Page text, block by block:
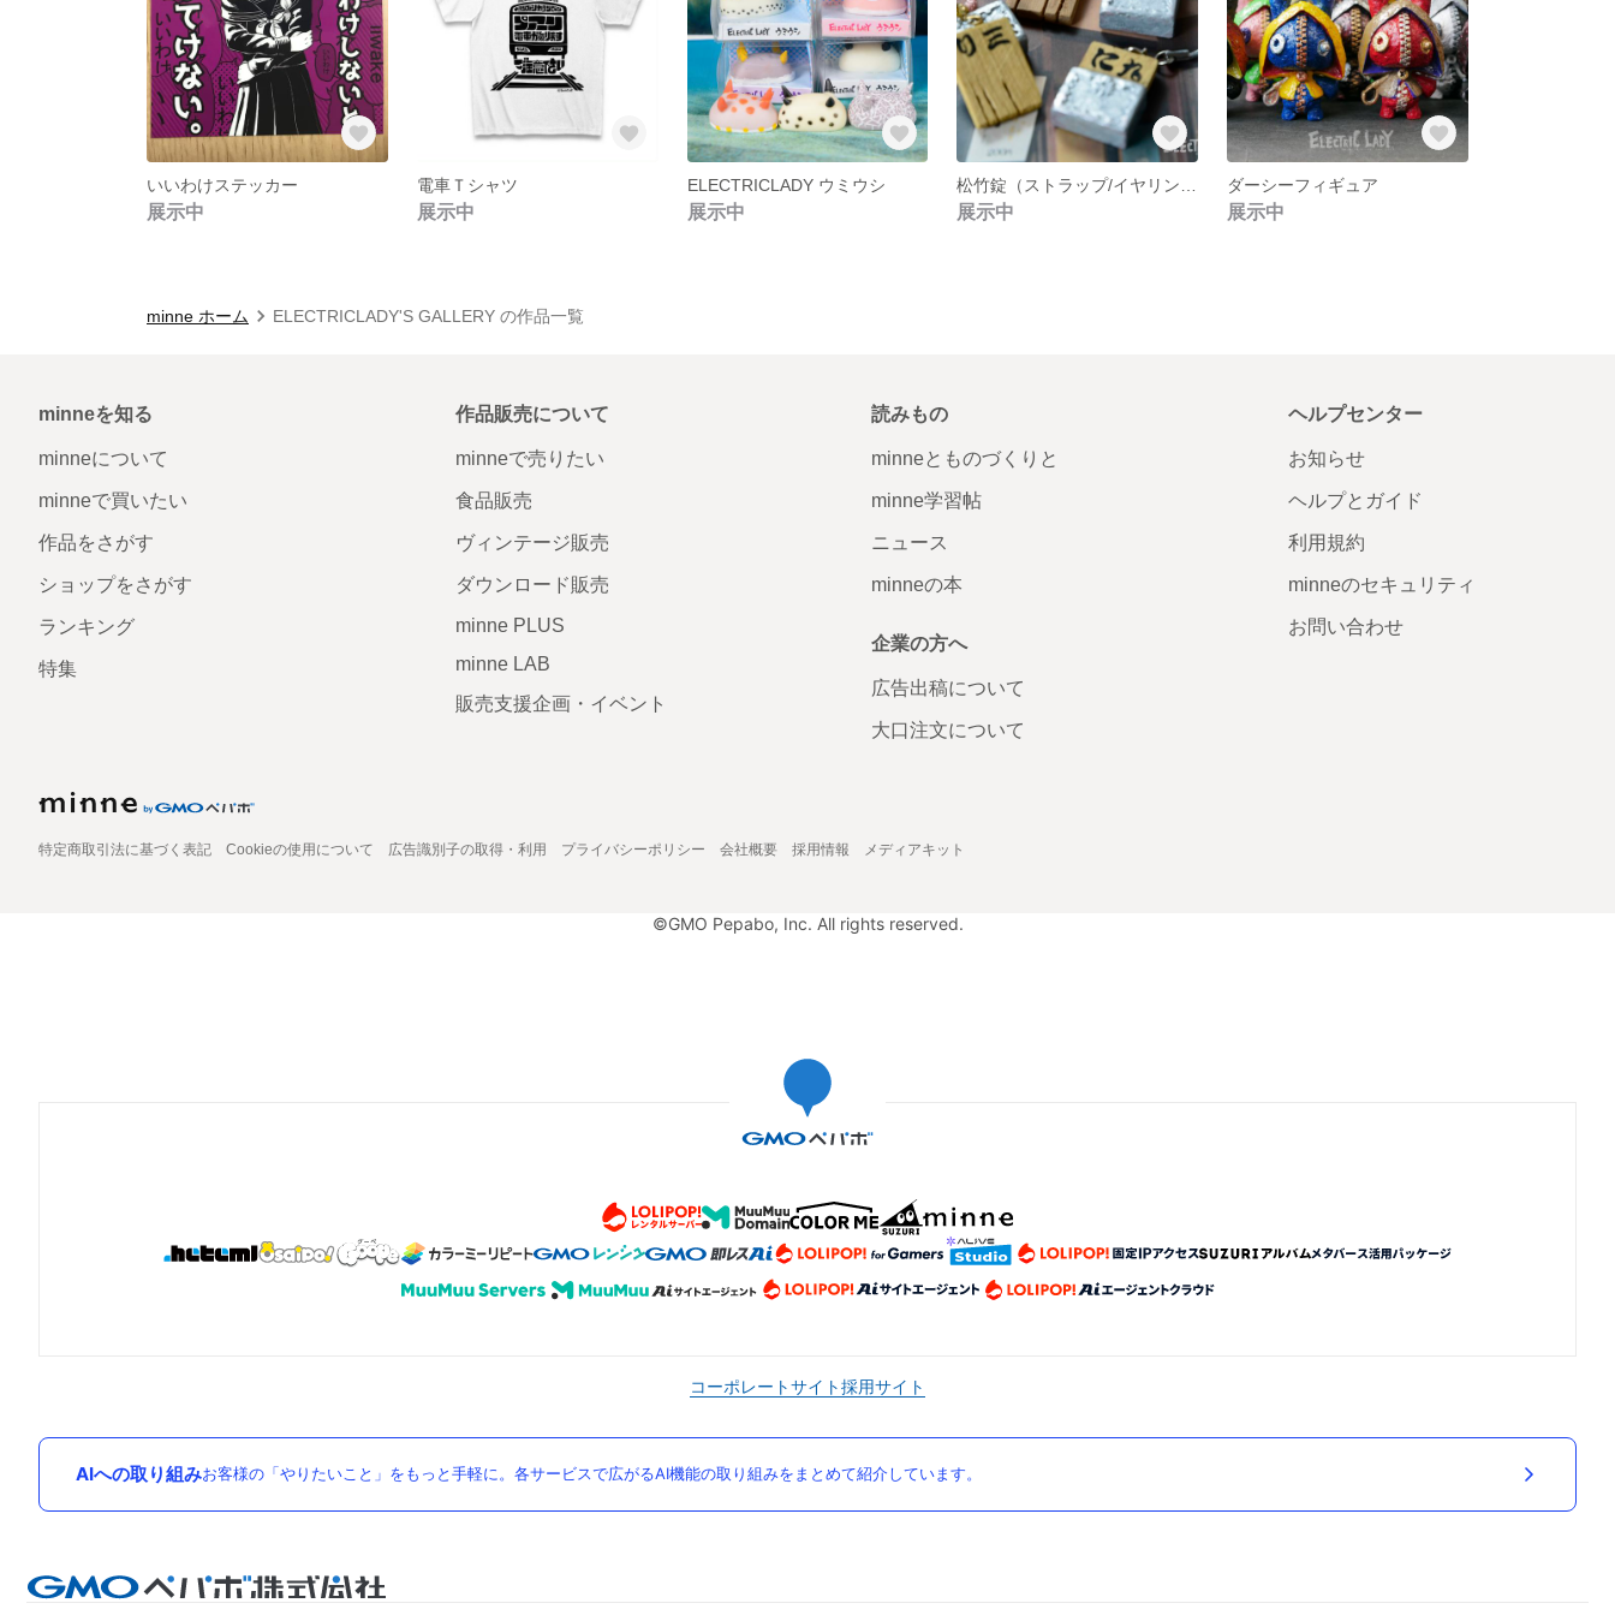
いいわけステッカー
展示中
電車Ｔシャツ
展示中
ELECTRICLADY ウミウシ
展示中 展示中
ダーシーフィギュア
展示中
minne ホーム ELECTRICLADY'S GALLERY の作品一覧
minneを知る
minneについて
minneで買いたい
作品をさがす
ショップをさがす
ランキング
特集
作品販売について
minneで売りたい
食品販売
ヴィンテージ販売
ダウンロード販売
minne PLUS
minne LAB
販売支援企画・イベント
読みもの
minneとものづくりと
minne学習帖
ニュース
minneの本
企業の方へ
広告出稿について
大口注文について
ヘルプセンター
お知らせ
ヘルプとガイド
利用規約
minneのセキュリティ
お問い合わせ
特定商取引法に基づく表記 Cookieの使用について 広告識別子の取得・利用 プライバシーポリシー 会社概要 採用情報 メディアキット
©GMO Pepabo, Inc. All rights reserved.
コーポレートサイト採用サイト
AIへの取り組みお客様の「やりたいこと」をもっと手軽に。各サービスで広がるAI機能の取り組みをまとめて紹介しています。